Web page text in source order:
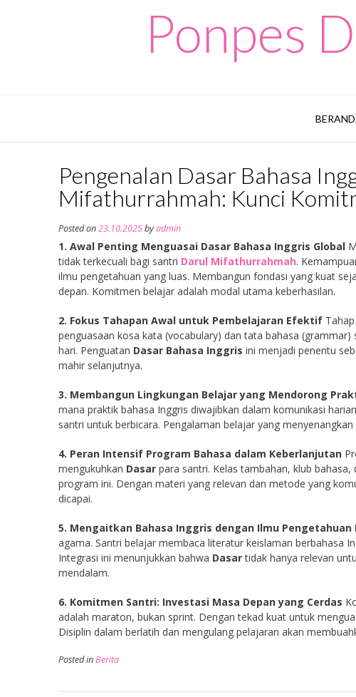
Ponpes
Pengenalan Dasar Bahasa
Mifathurrahmah: Kunci
Posted on23.10.2025byadmin
1. Awal Penting Menguasai Dasar Bahasa Inggris Global
tidak terkecuali bagi santri Darul Mifathurrahmah.
ilmu pengetahuan yang luas. Membangun fondasi yang kuat
depan. Komitmen belajar adalah modal utama keberhasilan.
2. Fokus Tahapan Awal untuk Pembelajaran Efektif
penguasaan kosa kata (vocabulary) dan tata bahasa
hari. Penguatan Dasar Bahasa Inggris ini menjadi penentu
mahir selanjutnya.
3. Membangun Lingkungan Belajar yang Mendorong
mana praktik bahasa Inggris diwajibkan dalam komunikasi
santri untuk berbicara. Pengalaman belajar yang
4. Peran Intensif Program Bahasa dalam Keberlanjutan
mengukuhkan Dasar para santri. Kelas tambahan, klub
program ini. Dengan materi yang relevan dan metode yang
dicapai.
5. Mengaitkan Bahasa Inggris dengan Ilmu Pengetahuan
agama. Santri belajar membaca literatur keislaman berbahasa
Integrasi ini menunjukkan bahwa Dasartidak hanya relevan
mendalam.
6. Komitmen Santri: Investasi Masa Depan yang Cerdas
adalah maraton, bukan sprint. Dengan tekad kuat untuk
Disiplin dalam berlatih dan mengulang pelajaran akan
Posted inBerita